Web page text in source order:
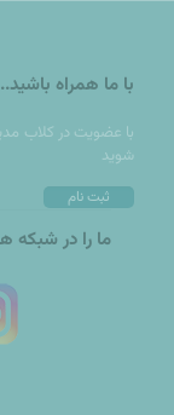
با ما همراه
با عضويت در کلاب
شوید
ثبت نام
ما را در شبکه